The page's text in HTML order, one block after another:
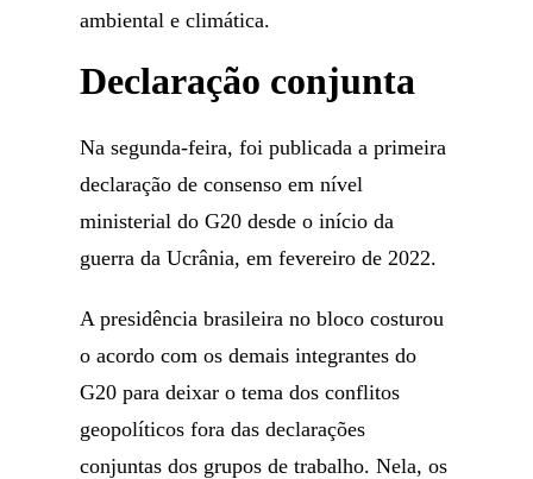
ambiental e climática.
Declaração conjunta
Na segunda-feira, foi publicada a primeira
declaração de consenso em nível
ministerial do G20 desde o início da
guerra da Ucrânia, em fevereiro de 2022.
A presidência brasileira no bloco costurou
o acordo com os demais integrantes do
G20 para deixar o tema dos conflitos
geopolíticos fora das declarações
conjuntas dos grupos de trabalho. Nela, os